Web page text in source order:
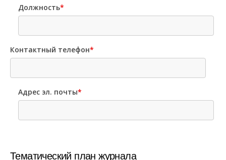
Должность*
Контактный телефон*
Адрес эл. почты*
Тематический план журнала